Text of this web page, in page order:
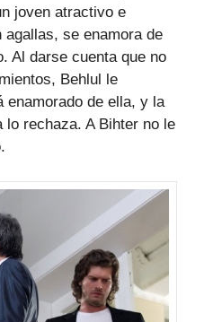
joven atractivo e
se enamora de
Al darse cuenta que no
Behlul le
enamorado de ella, y la
lo rechaza. A Bihter no le